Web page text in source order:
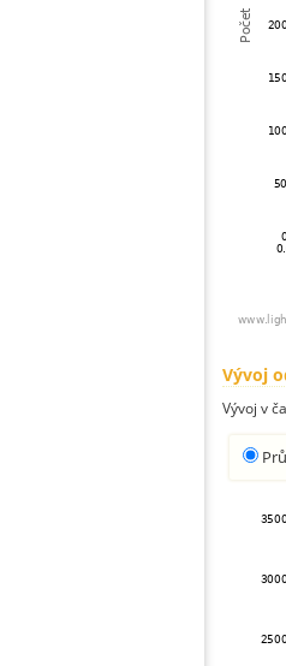
Vývoj
Vývoj v